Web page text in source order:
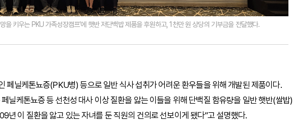
을 키우는 PKU 가족성장캠프’에 햇반 저단백밥 제품을 후원하고, 1천만 원 상당의 기부금을 전달했다.
페닐케톤뇨증(PKU병) 등으로 일반 식사 섭취가 어려운 환우들을 위해 개발된 제품이다.
닐케톤뇨증 등 선천성 대사 이상 질환을 앓는 이들을 위해 단백질 함유량을 일반 햇반(쌀밥)
년 이 질환을 앓고 있는 자녀를 둔 직원의 건의로 선보이게 됐다”고 설명했다.